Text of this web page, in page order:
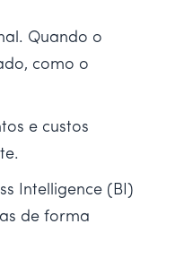
Quando o
como o
e custos
Intelligence (BI)
de forma